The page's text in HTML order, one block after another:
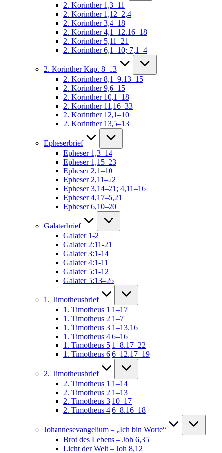
2. Korinther 1,3–11
2. Korinther 1,12–2,4
2. Korinther 3,4–18
2. Korinther 4,1–12.16–18
2. Korinther 5,11–21
2. Korinther 6,1–10; 7,1–4
2. Korinther Kap. 8–13
2. Korinther 8,1–9.13–15
2. Korinther 9,6–15
2. Korinther 10,1–18
2. Korinther 11,16–33
2. Korinther 12,1–10
2. Korinther 13,5–13
Epheserbrief
Epheser 1,3–14
Epheser 1,15–23
Epheser 2,1–10
Epheser 2,11–22
Epheser 3,14–21; 4,11–16
Epheser 4,17–5,21
Epheser 6,10–20
Galaterbrief
Galater 1-2
Galater 2:11-21
Galater 3:1-14
Galater 4:1-11
Galater 5:1-12
Galater 5:13–26
1. Timotheusbrief
1. Timotheus 1,1–17
1. Timotheus 2,1–7
1. Timotheus 3,1–13.16
1. Timotheus 4,6–16
1. Timotheus 5,1–8.17–22
1. Timotheus 6,6–12.17–19
2. Timotheusbrief
2. Timotheus 1,1–14
2. Timotheus 2,1–13
2. Timotheus 3,10–17
2. Timotheus 4,6–8.16–18
Johannesevangelium – „Ich bin Worte“
Brot des Lebens – Joh 6,35
Licht der Welt – Joh 8,12